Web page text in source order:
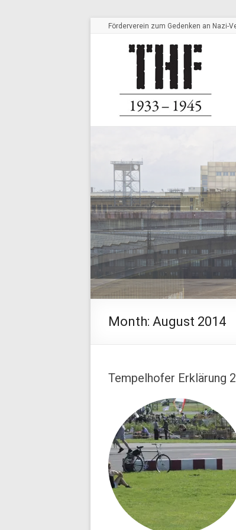
Förderverein zum Gedenken an Nazi-
Month: August 2014
Tempelhofer Erklärung